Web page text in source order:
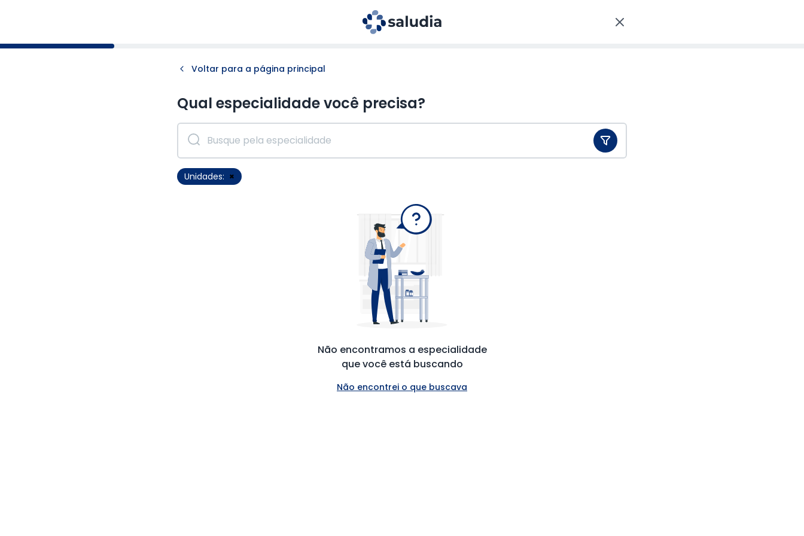
Voltar para a página principal
Qual especialidade você precisa?
Unidades: ×
Não encontramos a especialidade
que você está buscando
Não encontrei o que buscava